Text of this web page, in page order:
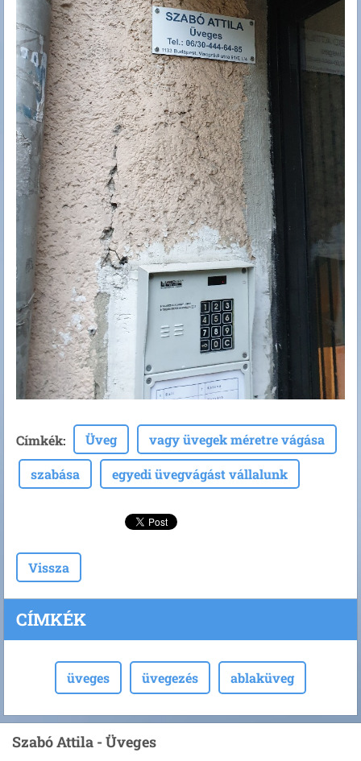
Címkék: Üveg vagy üvegek méretre vágása
szabása egyedi üvegvágást vállalunk
Vissza
CÍMKÉK
üveges üvegezés ablaküveg
Szabó Attila - Üveges